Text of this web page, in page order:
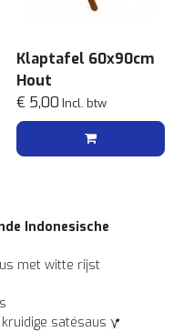
Klaptafel 60x90cm
Hout
€ 5,00 Incl. btw
Indonesische
met witte rijst
satésaus